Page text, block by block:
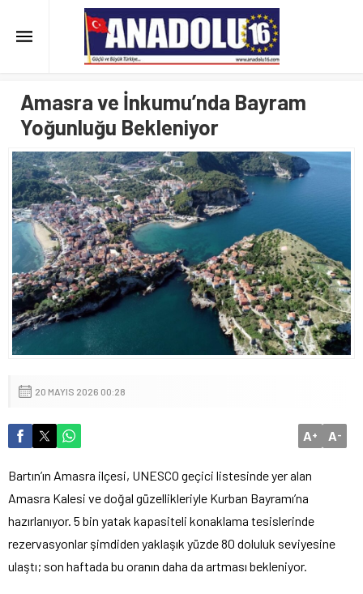
Amasra ve İnkumu’nda Bayram
Yoğunluğu Bekleniyor
20 MAYIS 2026 00:28
A+ A-
Bartın’ın Amasra ilçesi, UNESCO geçici listesinde yer alan
Amasra Kalesi ve doğal güzellikleriyle Kurban Bayramı’na
hazırlanıyor. 5 bin yatak kapasiteli konaklama tesislerinde
rezervasyonlar şimdiden yaklaşık yüzde 80 doluluk seviyesine
ulaştı; son haftada bu oranın daha da artması bekleniyor.